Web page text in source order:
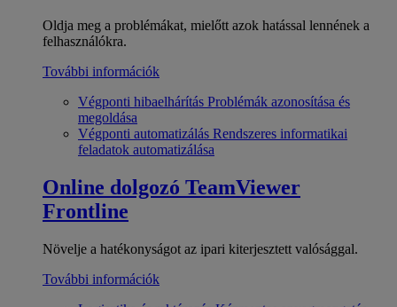
Oldja meg a problémákat, mielőtt azok hatással lennének a
felhasználókra.
További információk
Végponti hibaelhárítás Problémák azonosítása és
megoldása
Végponti automatizálás Rendszeres informatikai
feladatok automatizálása
Online dolgozó TeamViewer
Frontline
Növelje a hatékonyságot az ipari kiterjesztett valósággal.
További információk